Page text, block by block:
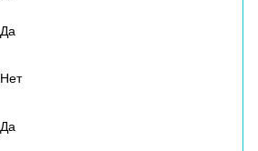
Да
Нет
Да